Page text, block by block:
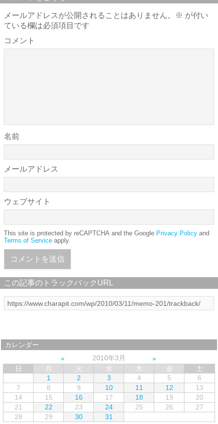
メールアドレスが公開されることはありません。 ※ が付い
ている欄は必須項目です
コメント
名前
メールアドレス
ウェブサイト
This site is protected by reCAPTCHA and the Google Privacy Policy and
Terms of Service apply.
この記事のトラックバックURL
カレンダー
2010年3月
日
月 火 水 木 金
土
1
2 3 4 5
6
7
8 9 10 11 12
13
14
15 16 17 18 19
20
21
22 23 24 25 26
27
28
29 30 31